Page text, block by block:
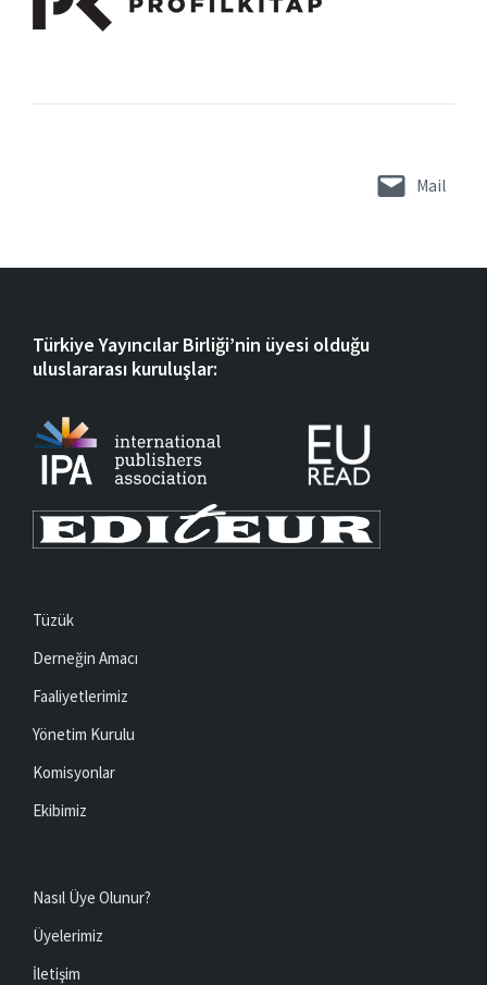
Mail
Türkiye Yayıncılar Birliği’nin üyesi olduğu
uluslararası kuruluşlar:
Tüzük
Derneğin Amacı
Faaliyetlerimiz
Yönetim Kurulu
Komisyonlar
Ekibimiz
Nasıl Üye Olunur?
Üyelerimiz
İletişim